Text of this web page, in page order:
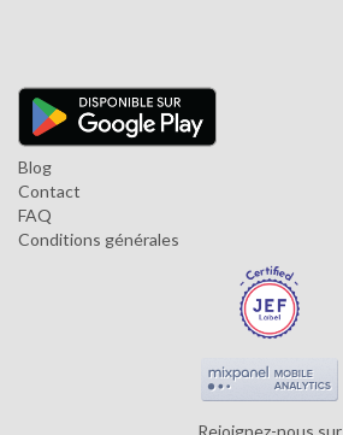
Blog
Contact
FAQ
Conditions générales
Rejoignez-nous sur